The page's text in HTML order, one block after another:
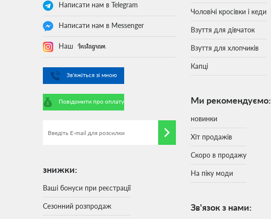
Написати нам в Telegram
Написати нам в Messenger
Наш
Зв'яжіться зі мною
Повідомити про оплату
знижки:
Ваші бонуси при реєстрації
Сезонний розпродаж
Чоловічі кросівки і кеди
Взуття для дівчаток
Взуття для хлопчиків
Капці
Ми рекомендуємо:
новинки
Хіт продажів
Скоро в продажу
На піку моди
Зв'язок з нами: